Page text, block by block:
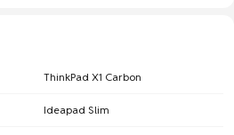
ThinkPad X1 Carbon
Ideapad Slim